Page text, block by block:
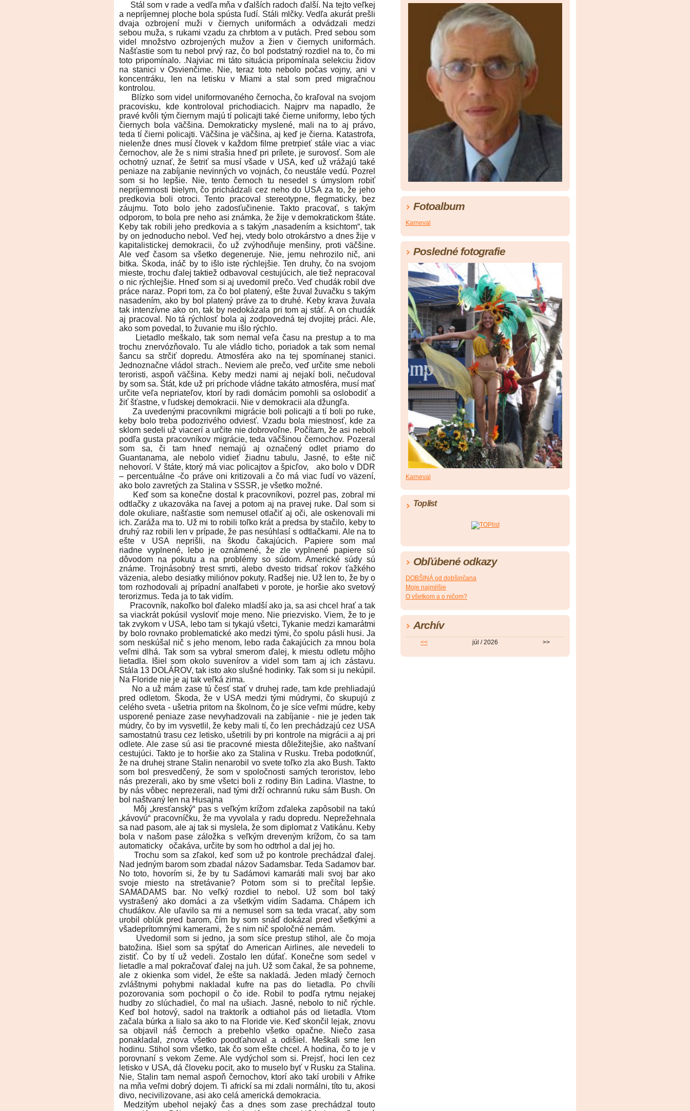
Stál som v rade a vedľa mňa v ďalších radoch ďalší. Na tejto veľkej
a nepríjemnej ploche bola spústa ľudí. Stáli mlčky. Vedľa akurát prešli
dvaja ozbrojení muži v čiernych uniformách a odvádzali medzi
sebou muža, s rukami vzadu za chrbtom a v putách. Pred sebou som
videl množstvo ozbrojených mužov a žien v čiernych uniformách.
Našťastie som tu nebol prvý raz, čo bol podstatný rozdiel na to, čo mi
toto pripomínalo. .Najviac mi táto situácia pripomínala selekciu židov
na stanici v Osvienčime. Nie, teraz toto nebolo počas vojny, ani v
koncentráku, len na letisku v Miami a stal som pred migračnou
kontrolou.
Blízko som videl uniformovaného černocha, čo kraľoval na svojom
pracovisku, kde kontroloval prichodiacich. Najprv ma napadlo, že
pravé kvôli tým čiernym majú tí policajti také čierne uniformy, lebo tých
čiernych bola väčšina. Demokraticky myslené, mali na to aj právo,
teda tí čierni policajti. Väčšina je väčšina, aj keď je čierna. Katastrofa,
nielenže dnes musí človek v každom filme pretrpieť stále viac a viac
černochov, ale že s nimi strašia hneď pri prílete, je surovosť. Som ale
ochotný uznať, že šetriť sa musí všade v USA, keď už vrážajú také
peniaze na zabíjanie nevinných vo vojnách, čo neustále vedú. Pozrel
som si ho lepšie. Nie, tento černoch tu nesedel s úmyslom robiť
nepríjemnosti bielym, čo prichádzali cez neho do USA za to, že jeho
predkovia boli otroci. Tento pracoval stereotypne, flegmaticky, bez
záujmu. Toto bolo jeho zadosťučinenie. Takto pracovať, s takým
odporom, to bola pre neho asi známka, že žije v demokratickom štáte.
Keby tak robili jeho predkovia a s takým „nasadením a ksichtom“, tak
by on jednoducho nebol. Veď hej, vtedy bolo otrokárstvo a dnes žije v
kapitalistickej demokracii, čo už zvýhodňuje menšiny, proti väčšine.
Ale veď časom sa všetko degeneruje. Nie, jemu nehrozilo nič, ani
bitka. Škoda, ináč by to išlo iste rýchlejšie. Ten druhy, čo na svojom
mieste, trochu ďalej taktiež odbavoval cestujúcich, ale tiež nepracoval
o nic rýchlejšie. Hneď som si aj uvedomil prečo. Veď chudák robil dve
práce naraz. Popri tom, za čo bol platený, ešte žuval žuvačku s takým
nasadením, ako by bol platený práve za to druhé. Keby krava žuvala
tak intenzívne ako on, tak by nedokázala pri tom aj stáť. A on chudák
aj pracoval. No tá rýchlosť bola aj zodpovedná tej dvojitej práci. Ale,
ako som povedal, to žuvanie mu išlo rýchlo.
Lietadlo meškalo, tak som nemal veľa času na prestup a to ma
trochu znervózňovalo. Tu ale vládlo ticho, poriadok a tak som nemal
šancu sa strčiť dopredu. Atmosféra ako na tej spomínanej stanici.
Jednoznačne vládol strach.. Neviem ale prečo, veď určite sme neboli
teroristi, aspoň väčšina. Keby medzi nami aj nejakí boli, nečudoval
by som sa. Štát, kde už pri príchode vládne takáto atmosféra, musí mať
určite veľa nepriateľov, ktorí by radi domácim pomohli sa oslobodiť a
žiť šťastne, v ľudskej demokracii. Nie v demokracii ala džungľa.
Za uvedenými pracovníkmi migrácie boli policajti a tí boli po ruke,
keby bolo treba podozrivého odviesť. Vzadu bola miestnosť, kde za
sklom sedeli už viacerí a určite nie dobrovoľne. Počítam, že asi neboli
podľa gusta pracovníkov migrácie, teda väčšinou černochov. Pozeral
som sa, či tam hneď nemajú aj označený odlet priamo do
Guantanama, ale nebolo vidieť žiadnu tabulu, Jasné, to ešte nič
nehovorí. V štáte, ktorý má viac policajtov a špicľov, ako bolo v DDR
– percentuálne -čo práve oni kritizovali a čo má viac ľudí vo väzení,
ako bolo zavretých za Stalina v SSSR, je všetko možné.
Keď som sa konečne dostal k pracovníkovi, pozrel pas, zobral mi
odtlačky z ukazováka na ľavej a potom aj na pravej ruke. Dal som si
dole okuliare, našťastie som nemusel otlačiť aj oči, ale oskenovali mi
ich. Zaráža ma to. Už mi to robili toľko krát a predsa by stačilo, keby to
druhý raz robili len v prípade, že pas nesúhlasí s odtlačkami. Ale na to
ešte v USA neprišli, na škodu čakajúcich. Papiere som mal
riadne vyplnené, lebo je oznámené, že zle vyplnené papiere sú
dôvodom na pokutu a na problémy so súdom. Americké súdy sú
známe. Trojnásobný trest smrti, alebo dvesto tridsať rokov ťažkého
väzenia, alebo desiatky miliónov pokuty. Radšej nie. Už len to, že by o
tom rozhodovali aj prípadní analfabeti v porote, je horšie ako svetový
terorizmus. Teda ja to tak vidím.
Pracovník, nakoľko bol ďaleko mladší ako ja, sa asi chcel hrať a tak
sa viackrát pokúsil vysloviť moje meno. Nie priezvisko. Viem, že to je
tak zvykom v USA, lebo tam si tykajú všetci, Tykanie medzi kamarátmi
by bolo rovnako problematické ako medzi tými, čo spolu pásli husi. Ja
som neskúšal nič s jeho menom, lebo rada čakajúcich za mnou bola
veľmi dlhá. Tak som sa vybral smerom ďalej, k miestu odletu môjho
lietadla. Išiel som okolo suvenírov a videl som tam aj ich zástavu.
Stála 13 DOLÁROV, tak isto ako slušné hodinky. Tak som si ju nekúpil.
Na Floride nie je aj tak veľká zima.
No a už mám zase tú česť stať v druhej rade, tam kde prehliadajú
pred odletom. Škoda, že v USA medzi tými múdrymi, čo skupujú z
celého sveta - ušetria pritom na školnom, čo je síce veľmi múdre, keby
usporené peniaze zase nevyhadzovali na zabíjanie - nie je jeden tak
múdry, čo by im vysvetlil, že keby mali tí, čo len prechádzajú cez USA
samostatnú trasu cez letisko, ušetrili by pri kontrole na migrácii a aj pri
odlete. Ale zase sú asi tie pracovné miesta dôležitejšie, ako naštvaní
cestujúci. Takto je to horšie ako za Stalina v Rusku. Treba podotknúť,
že na druhej strane Stalin nenarobil vo svete toľko zla ako Bush. Takto
som bol presvedčený, že som v spoločnosti samých teroristov, lebo
nás prezerali, ako by sme všetci boli z rodiny Bin Ladina. Vlastne, to
by nás vôbec neprezerali, nad tými drží ochrannú ruku sám Bush. On
bol naštvaný len na Husajna
Môj „kresťanský“ pas s veľkým krížom zďaleka zapôsobil na takú
„kávovú“ pracovníčku, že ma vyvolala y radu dopredu. Neprežehnala
sa nad pasom, ale aj tak si myslela, že som diplomat z Vatikánu. Keby
bola v našom pase záložka s veľkým dreveným krížom, čo sa tam
automaticky očakáva, určite by som ho odtrhol a dal jej ho.
Trochu som sa zľakol, keď som už po kontrole prechádzal ďalej.
Nad jedným barom som zbadal názov Sadamsbar. Teda Sadamov bar.
No toto, hovorím si, že by tu Sadámovi kamaráti mali svoj bar ako
svoje miesto na stretávanie? Potom som si to prečítal lepšie.
SAMADAMS bar. No veľký rozdiel to nebol. Už som bol taký
vystrašený ako domáci a za všetkým vidím Sadama. Chápem ich
chudákov. Ale uľavilo sa mi a nemusel som sa teda vracať, aby som
urobil oblúk pred barom, čím by som snáď dokázal pred všetkými a
všadeprítomnými kamerami, že s nim nič spoločné nemám.
Uvedomil som si jedno, ja som síce prestup stihol, ale čo moja
batožina. Išiel som sa spýtať do American Airlines, ale nevedeli to
zistiť. Čo by tí už vedeli. Zostalo len dúfať. Konečne som sedel v
lietadle a mal pokračovať ďalej na juh. Už som čakal, že sa pohneme,
ale z okienka som videl, že ešte sa nakladá. Jeden mladý černoch
zvláštnymi pohybmi nakladal kufre na pas do lietadla. Po chvíli
pozorovania som pochopil o čo ide. Robil to podľa rytmu nejakej
hudby zo slúchadiel, čo mal na ušiach. Jasné, nebolo to nič rýchle.
Keď bol hotový, sadol na traktorík a odtiahol pás od lietadla. Vtom
začala búrka a lialo sa ako to na Floride vie. Keď skončil lejak, znovu
sa objavil náš černoch a prebehlo všetko opačne. Niečo zasa
ponakladal, znova všetko poodťahoval a odišiel. Meškali sme len
hodinu. Stihol som všetko, tak čo som ešte chcel. A hodina, čo to je v
porovnaní s vekom Zeme. Ale vydýchol som si. Prejsť, hoci len cez
letisko v USA, dá človeku pocit, ako to muselo byť v Rusku za Stalina.
Nie, Stalin tam nemal aspoň černochov, ktorí ako takí urobili v Afrike
na mňa veľmi dobrý dojem. Ti africkí sa mi zdali normálni, títo tu, akosi
divo, necivilizovane, asi ako celá americká demokracia.
Medzitým ubehol nejaký čas a dnes som zase prechádzal touto
Fotoalbum
Karneval
Posledné fotografie
Karneval
Toplist
Obľúbené odkazy
DOBŠINÁ od dobšinčana
Moje najmilšie
O všetkom a o ničom?
Archív
<< júl / 2026 >>